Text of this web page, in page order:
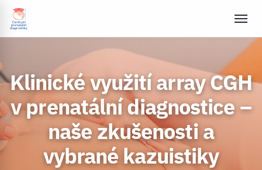
Klinické využití array CGH
v prenatální diagnostice –
naše zkušenosti a
vybrané kazuistiky